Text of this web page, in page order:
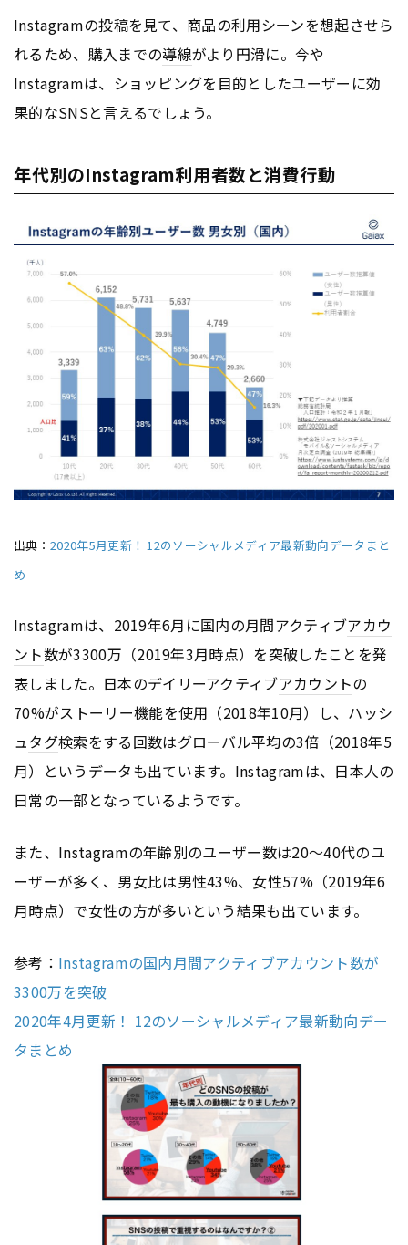
Instagramの投稿を見て、商品の利用シーンを想起させら
れるため、購入までの導線がより円滑に。今や
Instagramは、ショッピングを目的としたユーザーに効
果的なSNSと言えるでしょう。
年代別のInstagram利用者数と消費行動
出典： 2020年5月更新！ 12のソーシャルメディア最新動向データまと
め
Instagramは、2019年6月に国内の月間アクティブアカウ
ント数が3300万（2019年3月時点）を突破したことを発
表しました。日本のデイリーアクティブアカウントの
70%がストーリー機能を使用（2018年10月）し、ハッシ
ュタグ検索をする回数はグローバル平均の3倍（2018年5
月）というデータも出ています。Instagramは、日本人の
日常の一部となっているようです。
また、Instagramの年齢別のユーザー数は20〜40代のユ
ーザーが多く、男女比は男性43%、女性57%（2019年6
月時点）で女性の方が多いという結果も出ています。
参考： Instagramの国内月間アクティブアカウント数が
3300万を突破
2020年4月更新！ 12のソーシャルメディア最新動向デー
タまとめ